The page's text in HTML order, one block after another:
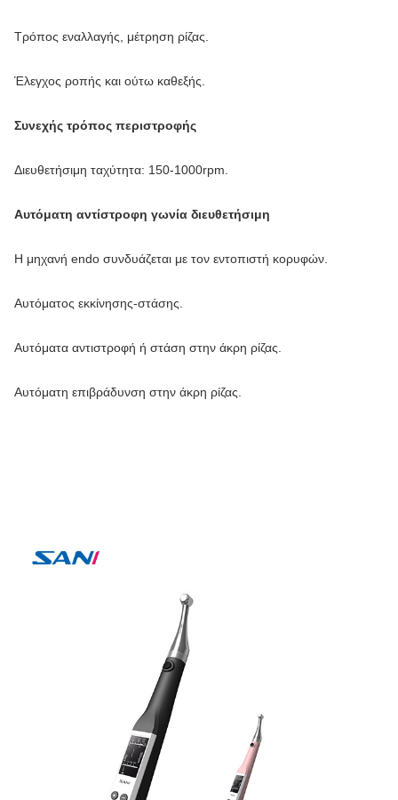
Τρόπος εναλλαγής, μέτρηση ρίζας.
Έλεγχος ροπής και ούτω καθεξής.
Συνεχής τρόπος περιστροφής
Διευθετήσιμη ταχύτητα: 150-1000rpm.
Αυτόματη αντίστροφη γωνία διευθετήσιμη
Η μηχανή endo συνδυάζεται με τον εντοπιστή κορυφών.
Αυτόματος εκκίνησης-στάσης.
Αυτόματα αντιστροφή ή στάση στην άκρη ρίζας.
Αυτόματη επιβράδυνση στην άκρη ρίζας.